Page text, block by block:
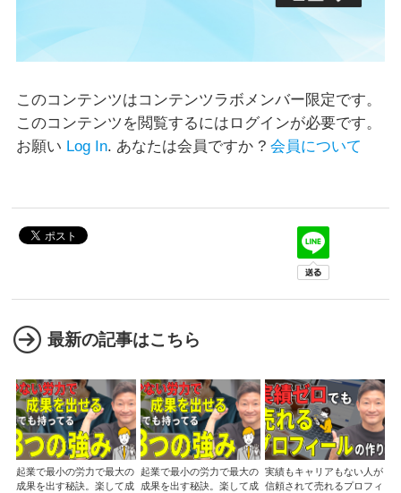
このコンテンツを閲覧するにはログインが必要です。
お願い Log In. あなたは会員ですか ?会員について
最新の記事はこちら
起業で最小の労力で最大の
成果を出す秘訣。楽して成
起業で最小の労力で最大の
成果を出す秘訣。楽して成
実績もキャリアもない人が
信頼されて売れるプロフィ